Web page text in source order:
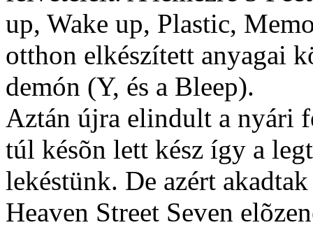
up, Wake up, Plastic,
otthon elkészített anyagai
demón (Y, és a Bleep).
Aztán újra elindult a nyári
túl késõn lett kész így a
lekéstünk. De azért
Heaven Street Seven